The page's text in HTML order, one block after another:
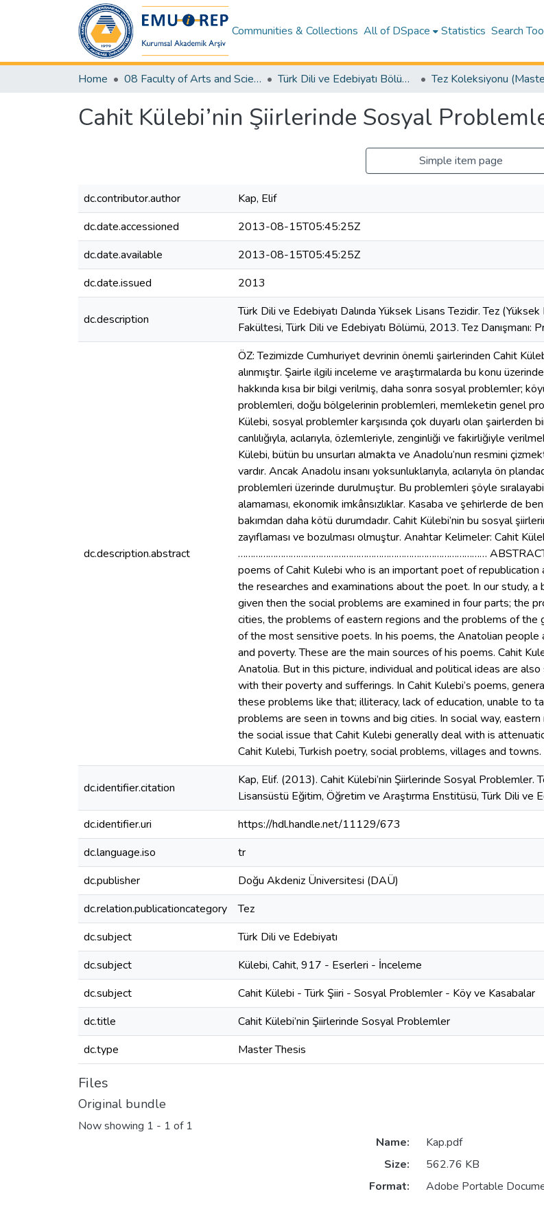
Communities & Collections All of DSpace Statistics Search
Home 08 Faculty of Arts and Sciences Türk Dili ve Edebiyatı Bölümü (Department of Turkish Language and Literature)
Cahit Külebi’nin Şiirlerinde Sosyal
Simple item page
dc.contributor.author
Kap, Elif
dc.date.accessioned
2013-08-15T05:45:25Z
dc.date.available
2013-08-15T05:45:25Z
dc.date.issued
2013
dc.description
Türk Dili ve Edebiyatı Dalında Yüksek Lisans Tezidir. Tez
Fakültesi, Türk Dili ve Edebiyatı Bölümü, 2013. Tez Danışmanı:
dc.description.abstract
ÖZ: Tezimizde Cumhuriyet devrinin önemli şairlerinden Cahit
alınmıştır. Şairle ilgili inceleme ve araştırmalarda bu konu
hakkında kısa bir bilgi verilmiş, daha sonra sosyal problemler;
problemleri, doğu bölgelerinin problemleri, memleketin genel
Külebi, sosyal problemler karşısında çok duyarlı olan şairlerden
canlılığıyla, acılarıyla, özlemleriyle, zenginliği ve fakirliğiyle
Külebi, bütün bu unsurları almakta ve Anadolu’nun resmini
vardır. Ancak Anadolu insanı yoksunluklarıyla, acılarıyla ön
problemleri üzerinde durulmuştur. Bu problemleri şöyle
alamaması, ekonomik imkânsızlıklar. Kasaba ve şehirlerde de
bakımdan daha kötü durumdadır. Cahit Külebi’nin bu sosyal
zayıflaması ve bozulması olmuştur. Anahtar Kelimeler: Cahit
……………………………………………………………………………………… ABSTRACT:
poems of Cahit Kulebi who is an important poet of
the researches and examinations about the poet. In our study,
given then the social problems are examined in four parts; the
cities, the problems of eastern regions and the problems of the
of the most sensitive poets. In his poems, the Anatolian
and poverty. These are the main sources of his poems. Cahit
Anatolia. But in this picture, individual and political ideas are
with their poverty and sufferings. In Cahit Kulebi’s poems,
these problems like that; illiteracy, lack of education, unable to
problems are seen in towns and big cities. In social way,
the social issue that Cahit Kulebi generally deal with is
Cahit Kulebi, Turkish poetry, social problems, villages and towns.
dc.identifier.citation
Kap, Elif. (2013). Cahit Külebi’nin Şiirlerinde Sosyal Problemler.
Lisansüstü Eğitim, Öğretim ve Araştırma Enstitüsü, Türk Dili ve
dc.identifier.uri
https://hdl.handle.net/11129/673
dc.language.iso
tr
dc.publisher
Doğu Akdeniz Üniversitesi (DAÜ)
dc.relation.publicationcategory
Tez
dc.subject
Türk Dili ve Edebiyatı
dc.subject
Külebi, Cahit, 917 - Eserleri - İnceleme
dc.subject
Cahit Külebi - Türk Şiiri - Sosyal Problemler - Köy ve Kasabalar
dc.title
Cahit Külebi’nin Şiirlerinde Sosyal Problemler
dc.type
Master Thesis
Files
Original bundle
Now showing 1 - 1 of 1
Name:
Kap.pdf
Size:
562.76 KB
Format:
Adobe Portable